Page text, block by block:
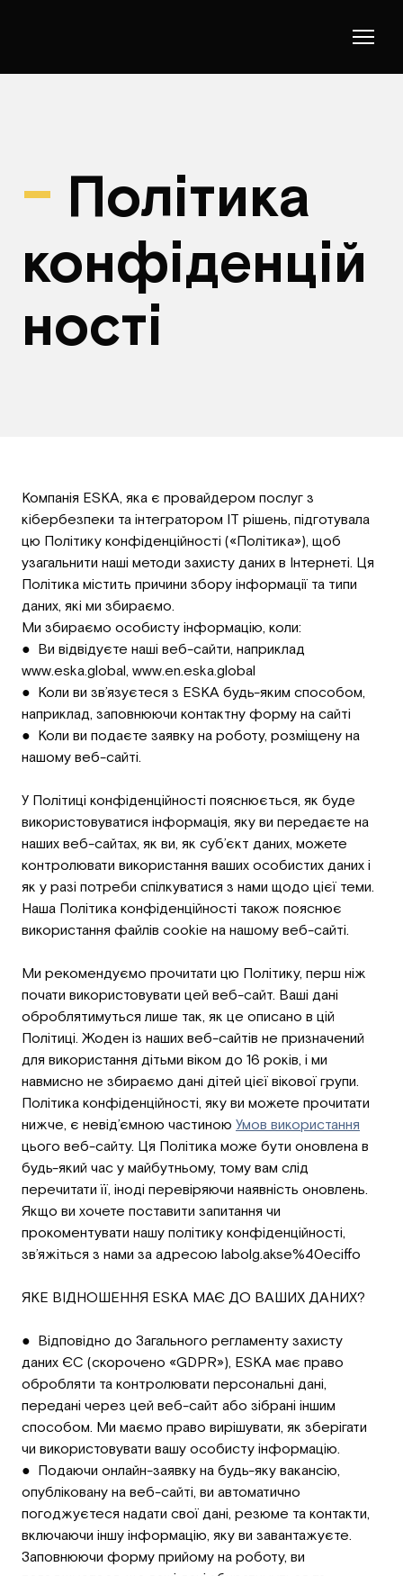
- Політика
конфіденцій
ності
Компанія ESKA, яка є провайдером послуг з
кібербезпеки та інтегратором ІТ рішень, підготувала
цю Політику конфіденційності («Політика»), щоб
узагальнити наші методи захисту даних в Інтернеті. Ця
Політика містить причини збору інформації та типи
даних, які ми збираємо.
Ми збираємо особисту інформацію, коли:
● Ви відвідуєте наші веб-сайти, наприклад
www.eska.global, www.en.eska.global
● Коли ви зв’язуєтеся з ESKA будь-яким способом,
наприклад, заповнюючи контактну форму на сайті
● Коли ви подаєте заявку на роботу, розміщену на
нашому веб-сайті.
У Політиці конфіденційності пояснюється, як буде
використовуватися інформація, яку ви передаєте на
наших веб-сайтах, як ви, як суб’єкт даних, можете
контролювати використання ваших особистих даних і
як у разі потреби спілкуватися з нами щодо цієї теми.
Наша Політика конфіденційності також пояснює
використання файлів cookie на нашому веб-сайті.
Ми рекомендуємо прочитати цю Політику, перш ніж
почати використовувати цей веб-сайт. Ваші дані
оброблятимуться лише так, як це описано в цій
Політиці. Жоден із наших веб-сайтів не призначений
для використання дітьми віком до 16 років, і ми
навмисно не збираємо дані дітей цієї вікової групи.
Політика конфіденційності, яку ви можете прочитати
нижче, є невід’ємною частиною Умов використання
цього веб-сайту. Ця Політика може бути оновлена ​​в
будь-який час у майбутньому, тому вам слід
перечитати її, іноді перевіряючи наявність оновлень.
Якщо ви хочете поставити запитання чи
прокоментувати нашу політику конфіденційності,
зв’яжіться з нами за адресою labolg.akse%40eciffo
ЯКE ВІДНОШЕННЯ ESKA МАЄ ДО ВАШИХ ДАНИХ?
● Відповідно до Загального регламенту захисту
даних ЄС (скорочено «GDPR»), ESKA має право
обробляти та контролювати персональні дані,
передані через цей веб-сайт або зібрані іншим
способом. Ми маємо право вирішувати, як зберігати
чи використовувати вашу особисту інформацію.
● Подаючи онлайн-заявку на будь-яку вакансію,
опубліковану на веб-сайті, ви автоматично
погоджуєтеся надати свої дані, резюме та контакти,
включаючи іншу інформацію, яку ви завантажуєте.
Заповнюючи форму прийому на роботу, ви